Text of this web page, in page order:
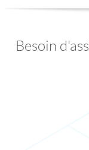
Besoin